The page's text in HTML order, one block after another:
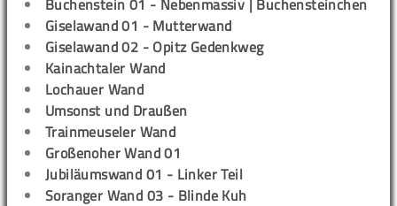
Buchenstein 01 - Nebenmassiv | Buchensteinchen
Giselawand 01 - Mutterwand
Giselawand 02 - Opitz Gedenkweg
Kainachtaler Wand
Lochauer Wand
Umsonst und Draußen
Trainmeuseler Wand
Großenoher Wand 01
Jubiläumswand 01 - Linker Teil
Soranger Wand 03 - Blinde Kuh